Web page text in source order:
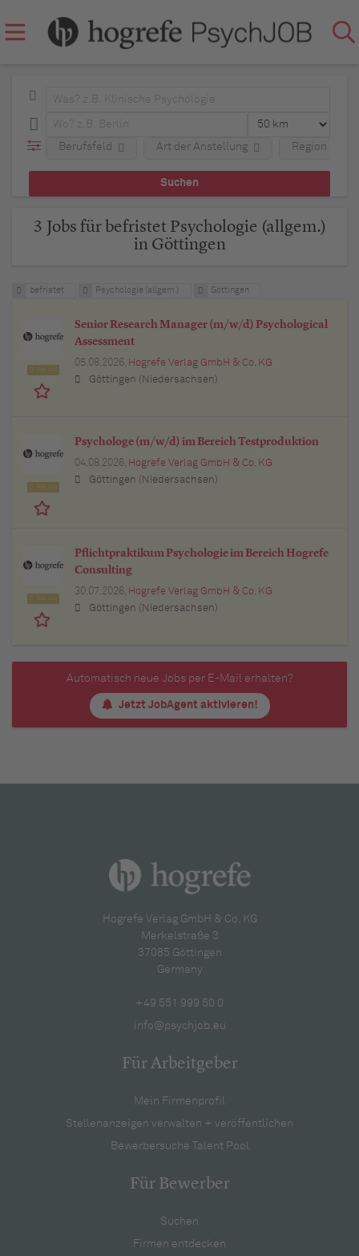
Berufsfeld Art der Anstellung Region
3 Jobs für befristet Psychologie (allgem.)
in Göttingen
befristet Psychologie (allgem.) Göttingen
Senior Research Manager (m/w/d) Psychological
Assessment
05.08.2026, Hogrefe Verlag GmbH & Co. KG
Göttingen (Niedersachsen)
Psychologe (m/w/d) im Bereich Testproduktion
04.08.2026, Hogrefe Verlag GmbH & Co. KG
Göttingen (Niedersachsen)
Pflichtpraktikum Psychologie im Bereich Hogrefe
Consulting
30.07.2026, Hogrefe Verlag GmbH & Co. KG
Göttingen (Niedersachsen)
Automatisch neue Jobs per E-Mail erhalten?
Jetzt JobAgent aktivieren!
Hogrefe Verlag GmbH & Co. KG
Merkelstraße 3
37085 Göttingen
Germany
+49 551 999 50 0
info@psychjob.eu
Für Arbeitgeber
Mein Firmenprofil
Stellenanzeigen verwalten + veröffentlichen
Bewerbersuche Talent Pool
Für Bewerber
Suchen
Firmen entdecken